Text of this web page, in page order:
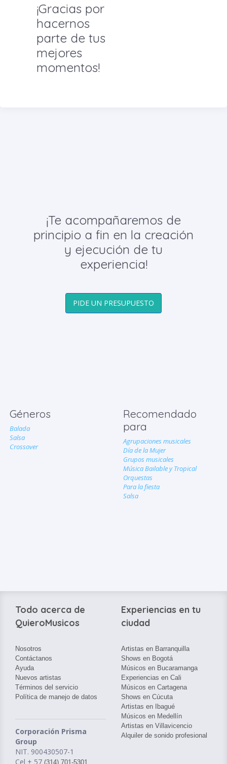
¡Gracias por
hacernos
parte de tus
mejores
momentos!
¡Te acompañaremos de
principio a fin en la creación
y ejecución de tu
experiencia!
PIDE UN PRESUPUESTO
Géneros
Balada
Salsa
Crossover
Recomendado
para
Agrupaciones musicales
Día de la Mujer
Grupos musicales
Música Bailable y Tropical
Orquestas
Para la fiesta
Salsa
Todo acerca de
QuieroMusicos
Nosotros
Contáctanos
Ayuda
Nuevos artistas
Términos del servicio
Política de manejo de datos
Corporación Prisma
Group
NIT. 900430507-1
Cel + 57 (314) 701-5301
Experiencias en tu
ciudad
Artistas en Barranquilla
Shows en Bogotá
Músicos en Bucaramanga
Experiencias en Cali
Músicos en Cartagena
Shows en Cúcuta
Artistas en Ibagué
Músicos en Medellín
Artistas en Villavicencio
Alquiler de sonido profesional